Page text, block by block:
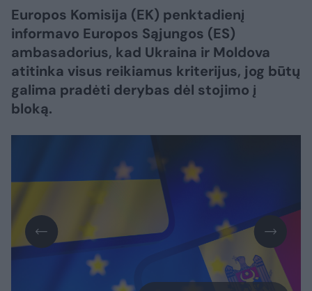
Europos Komisija (EK) penktadienį
informavo Europos Sąjungos (ES)
ambasadorius, kad Ukraina ir Moldova
atitinka visus reikiamus kriterijus, jog būtų
galima pradėti derybas dėl stojimo į
bloką.